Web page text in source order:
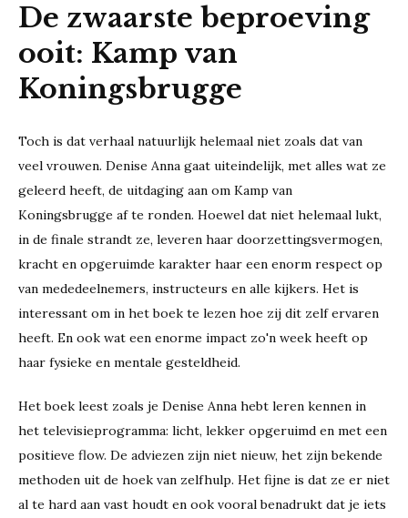
De zwaarste beproeving
ooit: Kamp van
Koningsbrugge
Toch is dat verhaal natuurlijk helemaal niet zoals dat van
veel vrouwen. Denise Anna gaat uiteindelijk, met alles wat ze
geleerd heeft, de uitdaging aan om Kamp van
Koningsbrugge af te ronden. Hoewel dat niet helemaal lukt,
in de finale strandt ze, leveren haar doorzettingsvermogen,
kracht en opgeruimde karakter haar een enorm respect op
van mededeelnemers, instructeurs en alle kijkers. Het is
interessant om in het boek te lezen hoe zij dit zelf ervaren
heeft. En ook wat een enorme impact zo'n week heeft op
haar fysieke en mentale gesteldheid.
Het boek leest zoals je Denise Anna hebt leren kennen in
het televisieprogramma: licht, lekker opgeruimd en met een
positieve flow. De adviezen zijn niet nieuw, het zijn bekende
methoden uit de hoek van zelfhulp. Het fijne is dat ze er niet
al te hard aan vast houdt en ook vooral benadrukt dat je iets